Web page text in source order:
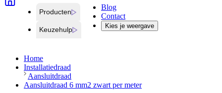
Producten
Keuzehulp
Blog
Contact
Kies je weergave
Home
Installatiedraad
Aansluitdraad
Aansluitdraad 6 mm2 zwart per meter